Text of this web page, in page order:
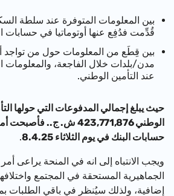
بين المعلومات المتوفرة عند سلطة
قُدِّمت فدُفِع عنها أوتوماتيا في حسابات
بين قِطَع من المعلومات حول من تواجد
مدن/بلدات خلال الفاجعة، والمعلومات
عند التأمين الوطني.
حيث يبلغ إجمالي المدفوعات التي حولها
الوطني423,771,876ش. ج.. فأصبحت
حسابات البنك في يوم الثلاثاء 8.4.25
.
ويجب الانتباه إلى انه في المنحة يراعى أمر
الجماهيرية المستحقة في المجتمع
إضافية، ولذلك سيُنظر في باقي الطلبات